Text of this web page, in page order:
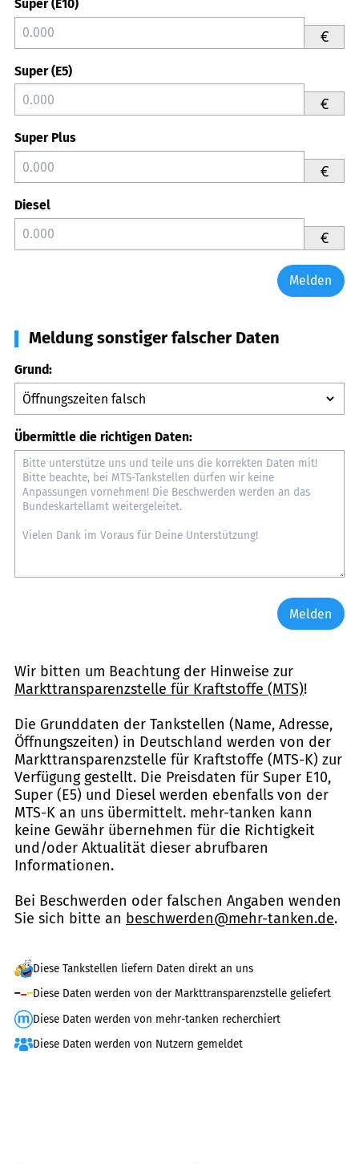
Super (E10)
€
Super (E5)
€
Super Plus
€
Diesel
€
Melden
Meldung sonstiger falscher Daten
Grund:
Übermittle die richtigen Daten:
Melden
Wir bitten um Beachtung der Hinweise zur
Markttransparenzstelle für Kraftstoffe (MTS)!
Die Grunddaten der Tankstellen (Name, Adresse,
Öffnungszeiten) in Deutschland werden von der
Markttransparenzstelle für Kraftstoffe (MTS-K) zur
Verfügung gestellt. Die Preisdaten für Super E10,
Super (E5) und Diesel werden ebenfalls von der
MTS-K an uns übermittelt. mehr-tanken kann
keine Gewähr übernehmen für die Richtigkeit
und/oder Aktualität dieser abrufbaren
Informationen.
Bei Beschwerden oder falschen Angaben wenden
Sie sich bitte an beschwerden@mehr-tanken.de.
Diese Tankstellen liefern Daten direkt an uns
Diese Daten werden von der Markttransparenzstelle geliefert
Diese Daten werden von mehr-tanken recherchiert
Diese Daten werden von Nutzern gemeldet